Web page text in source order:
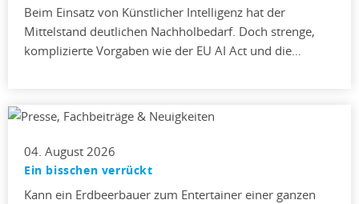
Beim Einsatz von Künstlicher Intelligenz hat der
Mittelstand deutlichen Nachholbedarf. Doch strenge,
komplizierte Vorgaben wie der EU AI Act und die…
04. August 2026
Ein bisschen verrückt
Kann ein Erdbeerbauer zum Entertainer einer ganzen